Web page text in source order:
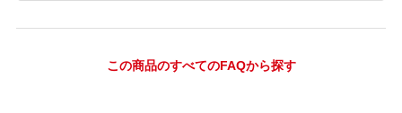
この商品のすべてのFAQから探す